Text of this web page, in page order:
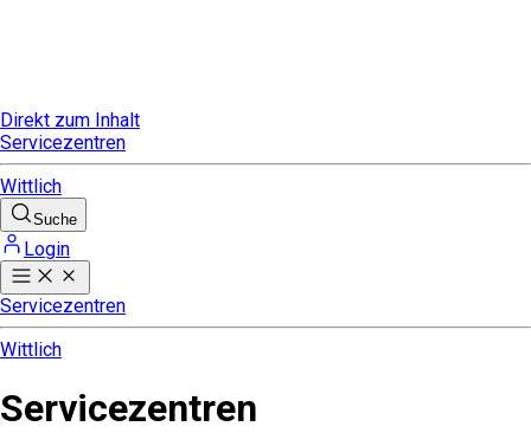
Direkt zum Inhalt
Servicezentren
Wittlich
Suche
Login
Servicezentren
Wittlich
Servicezentren